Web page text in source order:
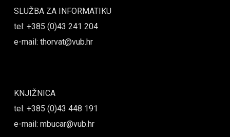
SLUŽBA ZA INFORMATIKU
tel: +385 (0)43 241 204
e-mail: thorvat@vub.hr
KNJIŽNICA
tel: +385 (0)43 448 191
e-mail: mbucar@vub.hr